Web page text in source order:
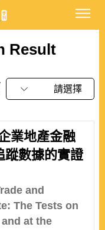
Result
請選擇
業地產金融
蹤數據的實證
and
The Tests on
at the